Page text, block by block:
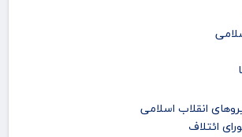
انقلاب اسلامی
ائتلاف